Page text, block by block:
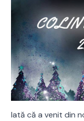
Iată că a venit din